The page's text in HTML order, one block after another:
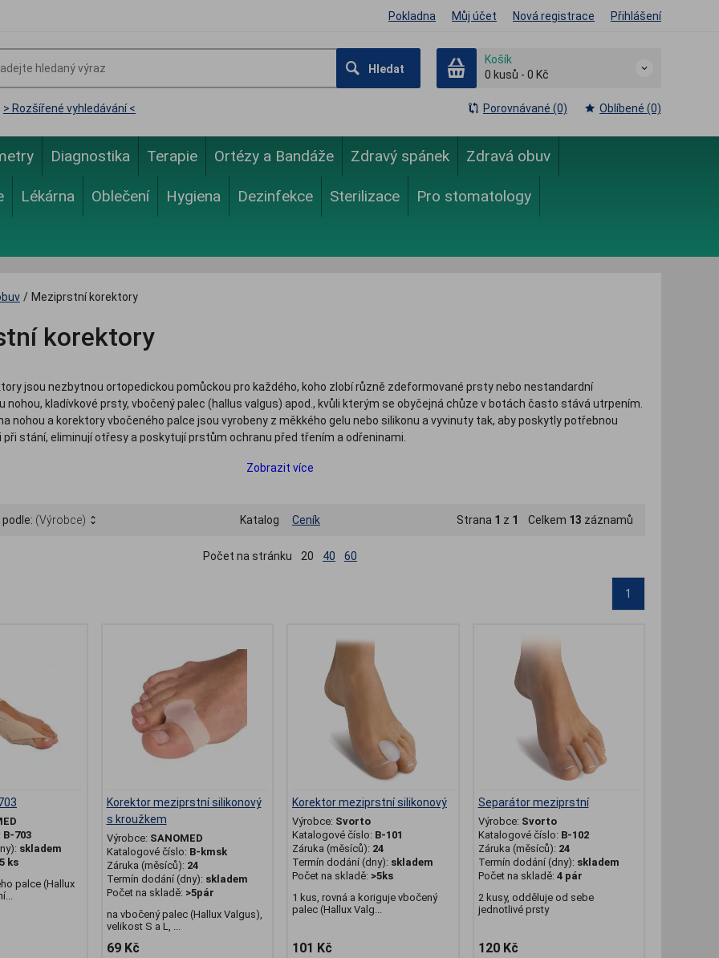
Pokladna Můj účet Nová registrace Přihlášení
Hledat
Košík
0 kusů - 0 Kč
> Rozšířené vyhledávání < Porovnávané (0) Oblíbené (0)
Diagnostika Terapie Ortézy a Bandáže Zdravý spánek Zdravá obuv
Lékárna Oblečení Hygiena Dezinfekce Sterilizace Pro stomatology
/ Meziprstní korektory
korektory
jsou nezbytnou ortopedickou pomůckou pro každého, koho zlobí různě zdeformované prsty nebo nestandardní
nohou, kladívkové prsty, vbočený palec (hallus valgus) apod., kvůli kterým se obyčejná chůze v botách často stává utrpením.
nohou a korektory vbočeného palce jsou vyrobeny z měkkého gelu nebo silikonu a vyvinuty tak, aby poskytly potřebnou
při stání, eliminují otřesy a poskytují prstům ochranu před třením a odřeninami.
kvalitní gelové a silikonové meziprstní korektory, korektory palce, korektor na vbočený palec, oddělovače prstů,
Zobrazit více
podle: (Výrobce) Katalog Ceník Strana 1 z 1 Celkem 13 záznamů
Počet na stránku 20 40 60
1
B-703
skladem
5 ks
palce (Hallux
Korektor meziprstní silikonový
s kroužkem
Výrobce: SANOMED
Katalogové číslo: B-kmsk
Záruka (měsíců): 24
Termín dodání (dny): skladem
Počet na skladě: >5pár
na vbočený palec (Hallux Valgus),
velikost S a L, ...
69 Kč
Korektor meziprstní silikonový
Výrobce: Svorto
Katalogové číslo: B-101
Záruka (měsíců): 24
Termín dodání (dny): skladem
Počet na skladě: >5ks
1 kus, rovná a koriguje vbočený
palec (Hallux Valg...
101 Kč
Separátor meziprstní
Výrobce: Svorto
Katalogové číslo: B-102
Záruka (měsíců): 24
Termín dodání (dny): skladem
Počet na skladě: 4 pár
2 kusy, odděluje od sebe
jednotlivé prsty
120 Kč